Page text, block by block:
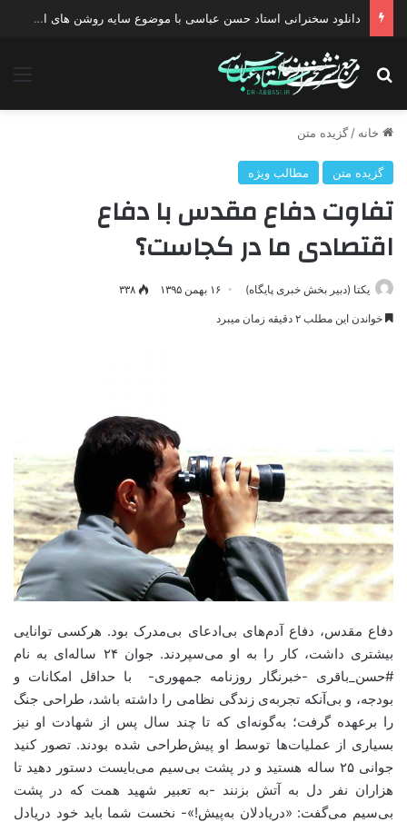
دانلود سخنرانی استاد حسن عباسی با موضوع چهار انتخاب ۱۴۰۰
جستجو برای
خانه / گزیده متن
گزیده متن مطالب ویژه
تفاوت دفاع مقدس با دفاع
اقتصادی ما در کجاست؟
یکتا (دبیر بخش خبری پایگاه) ۱۶ بهمن ۱۳۹۵ ۳۳۸
خواندن این مطلب ۲ دقیقه زمان میبرد
دفاع مقدس، دفاع آدم‌های بی‌ادعای بی‌مدرک بود. هرکسی توانایی
بیشتری داشت، کار را به او می‌سپردند. جوان ۲۴ ساله‌ای به نام
#حسن_باقری -خبرنگار روزنامه جمهوری- با حداقل امکانات و
بودجه، و بی‌آنکه تجربه‌ی زندگی نظامی را داشته باشد، طراحی جنگ
را برعهده گرفت؛ به‌گونه‌ای که تا چند سال پس از شهادت او نیز
بسیاری از عملیات‌ها توسط او پیش‌طراحی شده بودند. تصور کنید
جوانی ۲۵ ساله هستید و در پشت بی‌سیم می‌بایست دستور دهید تا
هزاران نفر دل به آتش بزنند -به تعبیر شهید همت که در پشت
بی‌سیم می‌گفت: «دریادلان به‌پیش!»- نخست شما باید خود دریادل